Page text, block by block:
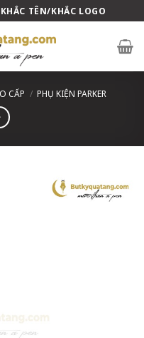
TÊN/KHẮC LOGO
CẤP / PHỤ KIỆN PARKER